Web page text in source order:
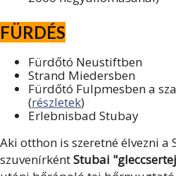
FÜRDÉS
Fürdőtó Neustiftben
Strand Miedersben
Fürdőtó Fulpmesben a
(részletek)
Erlebnisbad Stubay
Aki otthon is szeretné élvezni
szuvenírkéntStubai